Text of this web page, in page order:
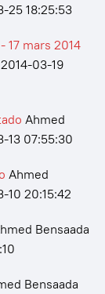
25 18:25:53
17 mars 2014
2014-03-19
Ahmed
13 07:55:30
Ahmed
10 20:15:42
Bensaada
Bensaada